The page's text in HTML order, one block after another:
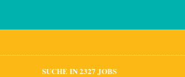
SUCHE IN 2327 JOBS